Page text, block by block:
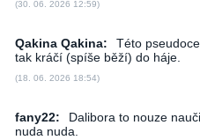
(30. 06. 2026 12:59)
Qakina Qakina:
Této
tak kráčí (spíše běží) do háje.
(18. 06. 2026 18:54)
fany22:
Dalibora to nouze
nuda nuda.